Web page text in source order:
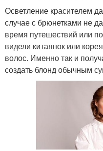
Осветление красителем
случае с брюнетками не
время путешествий или
видели китаянок или
волос. Именно так и
создать блонд обычным